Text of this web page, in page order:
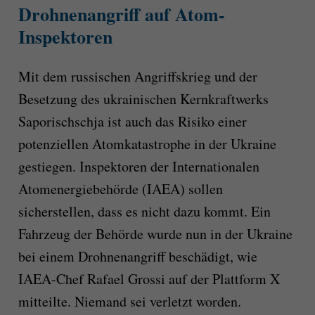
Drohnenangriff auf Atom-
Inspektoren
Mit dem russischen Angriffskrieg und der
Besetzung des ukrainischen Kernkraftwerks
Saporischschja ist auch das Risiko einer
potenziellen Atomkatastrophe in der Ukraine
gestiegen. Inspektoren der Internationalen
Atomenergiebehörde (IAEA) sollen
sicherstellen, dass es nicht dazu kommt. Ein
Fahrzeug der Behörde wurde nun in der Ukraine
bei einem Drohnenangriff beschädigt, wie
IAEA-Chef Rafael Grossi auf der Plattform X
mitteilte. Niemand sei verletzt worden.